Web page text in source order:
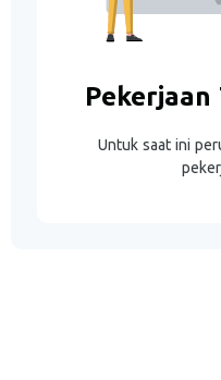
Pekerjaan
Untuk saat ini